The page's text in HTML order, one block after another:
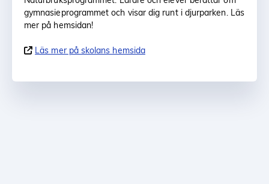
gymnasieprogrammet och visar dig runt i djurparken. Läs
mer på hemsidan!
Läs mer på skolans hemsida